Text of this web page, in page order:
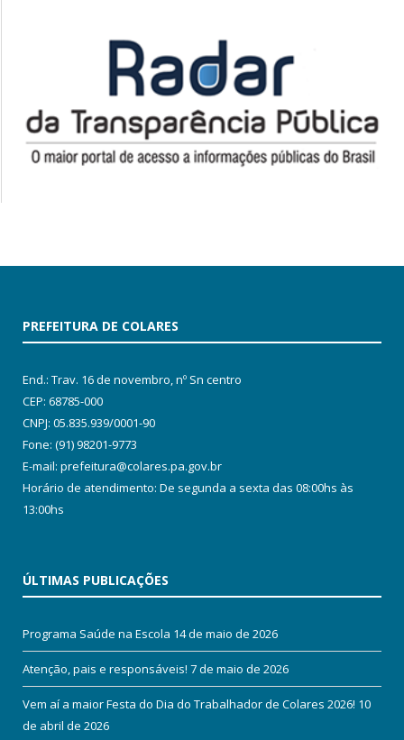
PREFEITURA DE COLARES
End.: Trav. 16 de novembro, nº Sn centro
CEP: 68785-000
CNPJ: 05.835.939/0001-90
Fone: (91) 98201-9773
E-mail: prefeitura@colares.pa.gov.br
Horário de atendimento: De segunda a sexta das 08:00hs às
13:00hs
ÚLTIMAS PUBLICAÇÕES
Programa Saúde na Escola 14 de maio de 2026
Atenção, pais e responsáveis! 7 de maio de 2026
Vem aí a maior Festa do Dia do Trabalhador de Colares 2026! 10
de abril de 2026